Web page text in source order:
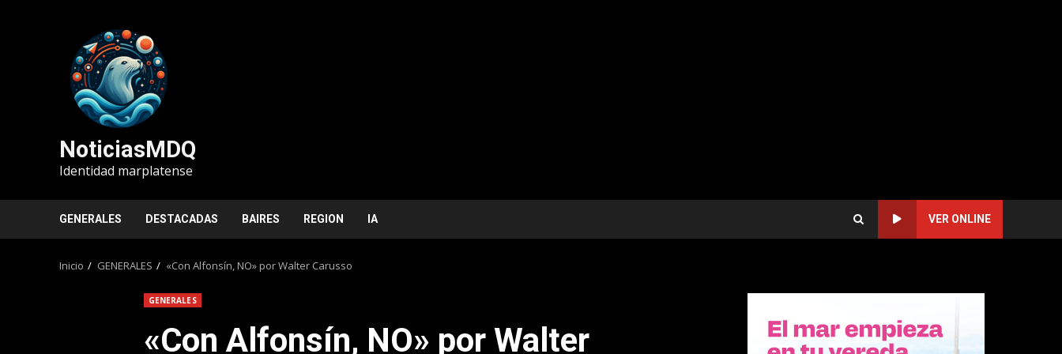
NoticiasMDQ
Identidad marplatense
GENERALES DESTACADAS BAIRES REGION IA VER ONLINE
Inicio GENERALES «Con Alfonsín, NO» por Walter Carusso
GENERALES
«Con Alfonsín, NO» por Walter